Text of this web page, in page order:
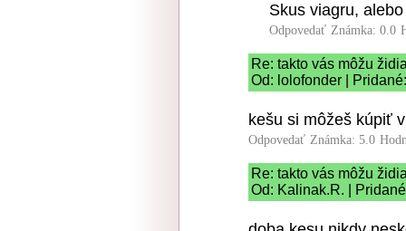
Skus viagru,
Odpovedať Známka: 0.0
Re: takto vás môžu
Od: lolofonder |
kešu si môžeš kúpiť
Odpovedať Známka: 5.0
Re: takto vás môžu
Od: Kalinak.R. |